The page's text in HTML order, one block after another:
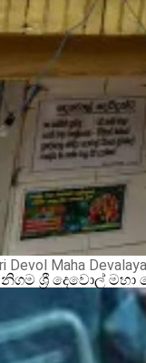
Devol Maha Devalaya
ශ්‍රී දෙවොල් මහා